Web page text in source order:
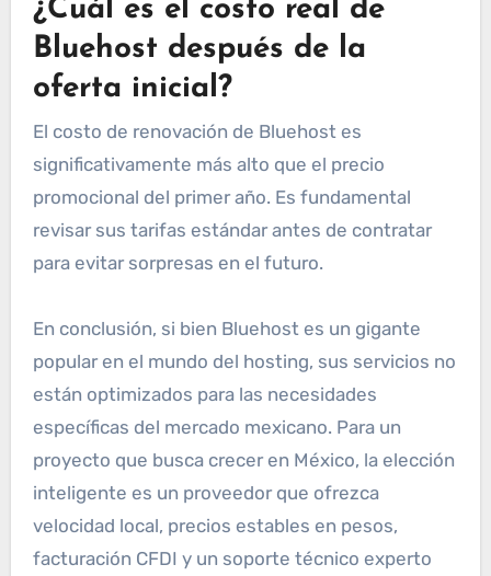
¿Cuál es el costo real de
Bluehost después de la
oferta inicial?
El costo de renovación de Bluehost es
significativamente más alto que el precio
promocional del primer año. Es fundamental
revisar sus tarifas estándar antes de contratar
para evitar sorpresas en el futuro.
En conclusión, si bien Bluehost es un gigante
popular en el mundo del hosting, sus servicios no
están optimizados para las necesidades
específicas del mercado mexicano. Para un
proyecto que busca crecer en México, la elección
inteligente es un proveedor que ofrezca
velocidad local, precios estables en pesos,
facturación CFDI y un soporte técnico experto